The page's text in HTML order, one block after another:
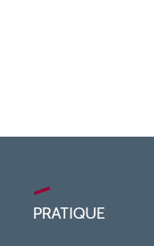
PRATIQUE